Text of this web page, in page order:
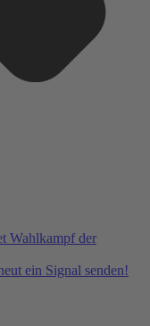
Wahlkampf der
ein Signal senden!